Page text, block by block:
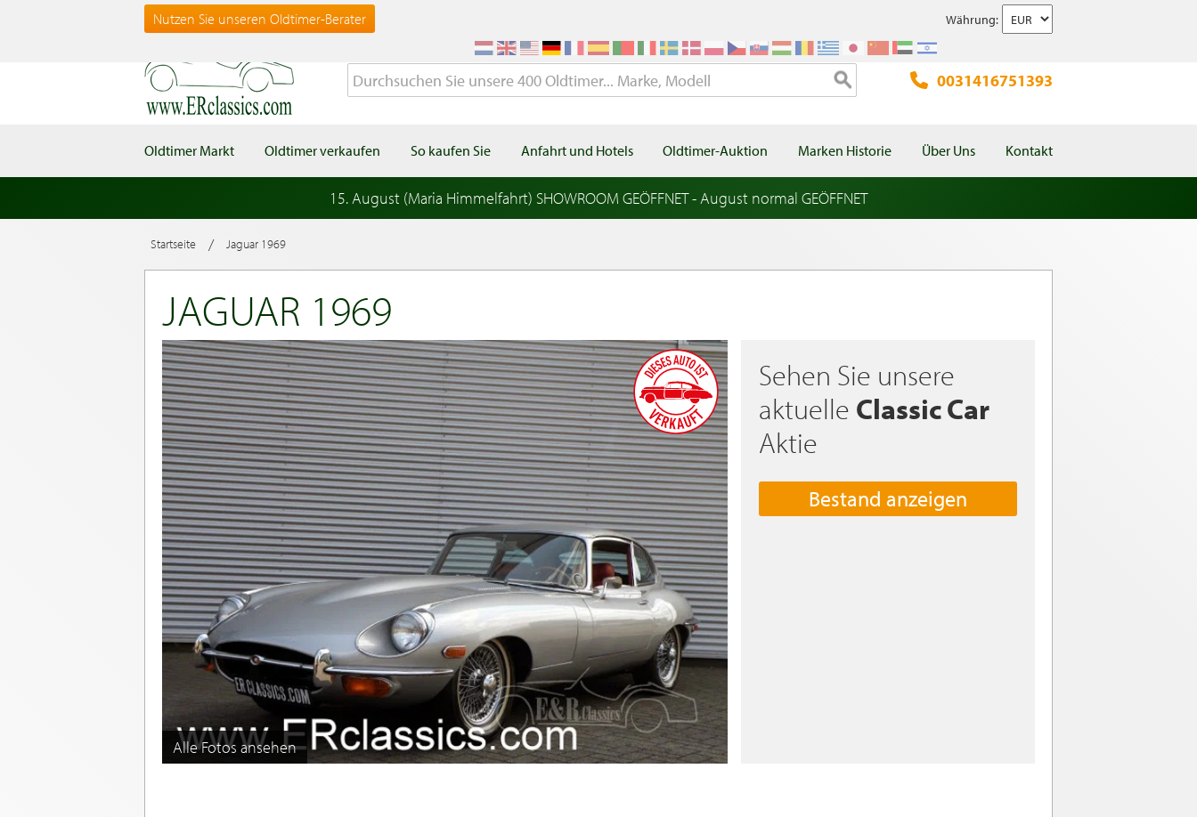
Nutzen Sie unseren Oldtimer-Berater Währung:
0031416751393
Oldtimer Markt Oldtimer verkaufen So kaufen Sie Anfahrt und Hotels Oldtimer-Auktion Marken Historie Über Uns Kontakt
15. August (Maria Himmelfahrt) SHOWROOM GEÖFFNET - August normal GEÖFFNET
Startseite / Jaguar 1969
JAGUAR 1969
Alle Fotos ansehen
Sehen Sie unsere
aktuelle Classic Car
Aktie
Bestand anzeigen